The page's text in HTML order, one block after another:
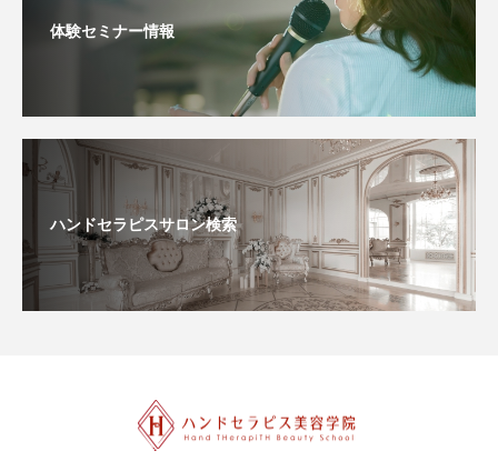
体験セミナー情報
ハンドセラピスサロン検索